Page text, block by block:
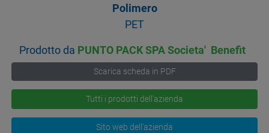
Polimero
PET
Prodotto da PUNTO PACK SPA Societa' Benefit
Scarica scheda in PDF
Tutti i prodotti dell'azienda
Sito web dell'azienda